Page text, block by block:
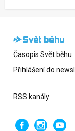
Časopis Svět běhu
Přihlášení do
RSS kanály